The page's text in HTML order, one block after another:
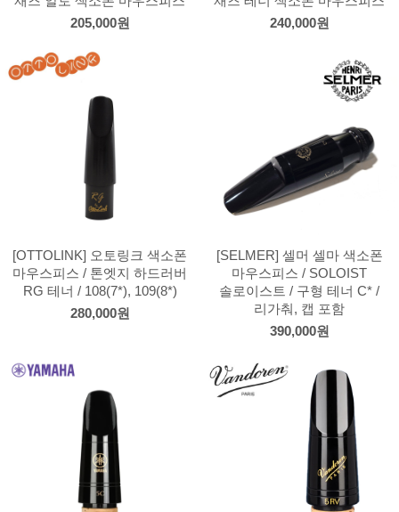
205,000원
240,000원
[OTTOLINK] 오토링크 색소폰
마우스피스 / 톤엣지 하드러버
RG 테너 / 108(7*), 109(8*)
280,000원
[SELMER] 셀머 셀마 색소폰
마우스피스 / SOLOIST
솔로이스트 / 구형 테너 C* /
리가춰, 캡 포함
390,000원